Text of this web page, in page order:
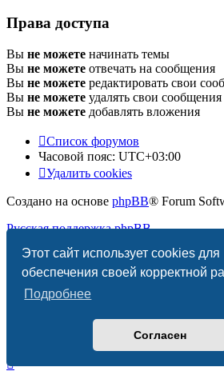
Этот сайт использует cookies для
обеспечения своей корректной
Подробнее
Согласен
Права доступа
Вы не можете начинать темы
Вы не можете отвечать на сообщения
Вы не можете редактировать свои
Вы не можете удалять свои сообщения
Вы не можете добавлять вложения
Список форумов
Часовой пояс: UTC+03:00
Удалить cookies
Создано на основе phpBB® Forum
Русская поддержка phpBB
Конфиденциальность |Правила